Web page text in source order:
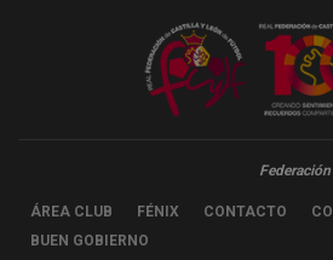
ÁREA CLUB FÉNIX CONTACTO
BUEN GOBIERNO